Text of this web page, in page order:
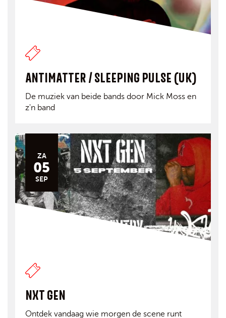
ANTIMATTER / SLEEPING PULSE (UK)
De muziek van beide bands door Mick Moss en
z'n band
ZA
05
SEP
NXT GEN
Ontdek vandaag wie morgen de scene runt